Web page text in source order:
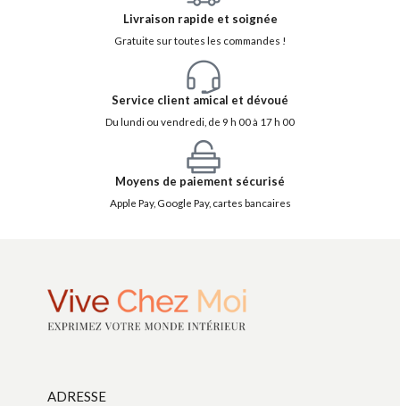
Livraison rapide et soignée
Gratuite sur toutes les commandes !
Service client amical et dévoué
Du lundi ou vendredi, de 9 h 00 à 17 h 00
Moyens de paiement sécurisé
Apple Pay, Google Pay, cartes bancaires
ADRESSE